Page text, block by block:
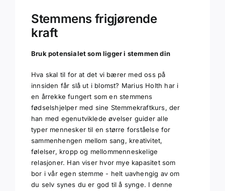
Stemmens frigjørende
kraft
Bruk potensialet som ligger i stemmen din
Hva skal til for at det vi bærer med oss på
innsiden får slå ut i blomst? Marius Holth har i
en årrekke fungert som en stemmens
fødselshjelper med sine Stemmekraftkurs, der
han med egenutviklede øvelser guider alle
typer mennesker til en større forståelse for
sammenhengen mellom sang, kreativitet,
følelser, kropp og mellommenneskelige
relasjoner. Han viser hvor mye kapasitet som
bor i vår egen stemme - helt uavhengig av om
du selv synes du er god til å synge. I denne